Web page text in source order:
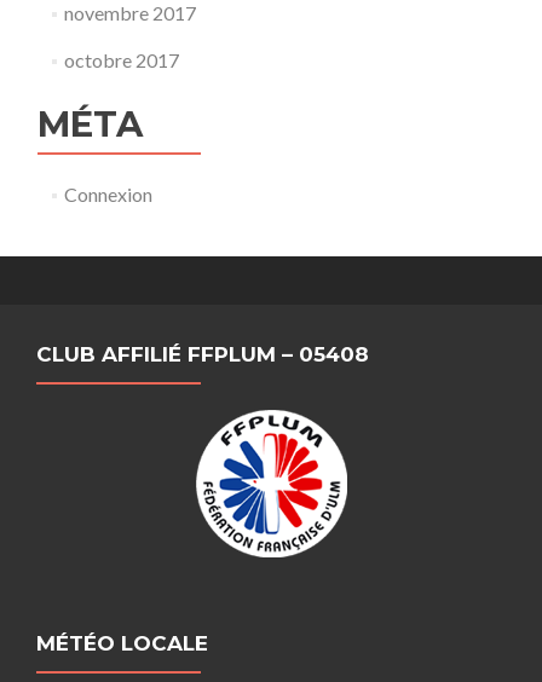
novembre 2017
octobre 2017
MÉTA
Connexion
CLUB AFFILIÉ FFPLUM – 05408
MÉTÉO LOCALE